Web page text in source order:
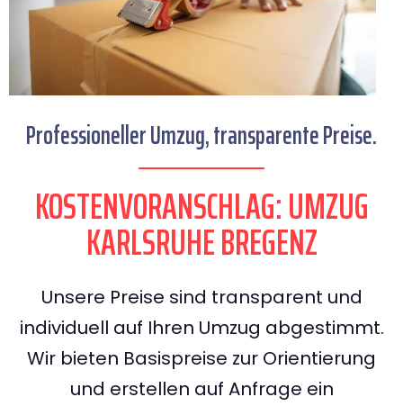
Professioneller Umzug, transparente Preise.
KOSTENVORANSCHLAG: UMZUG
KARLSRUHE BREGENZ
Unsere Preise sind transparent und
individuell auf Ihren Umzug abgestimmt.
Wir bieten Basispreise zur Orientierung
und erstellen auf Anfrage ein